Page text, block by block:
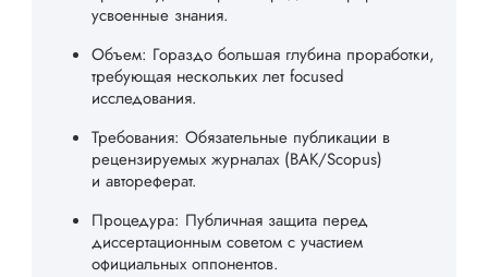
усвоенные знания.
Объем: Гораздо большая глубина проработки,
требующая нескольких лет focused
исследования.
Требования: Обязательные публикации в
рецензируемых журналах (ВАК/Scopus)
и автореферат.
Процедура: Публичная защита перед
диссертационным советом с участием
официальных оппонентов.